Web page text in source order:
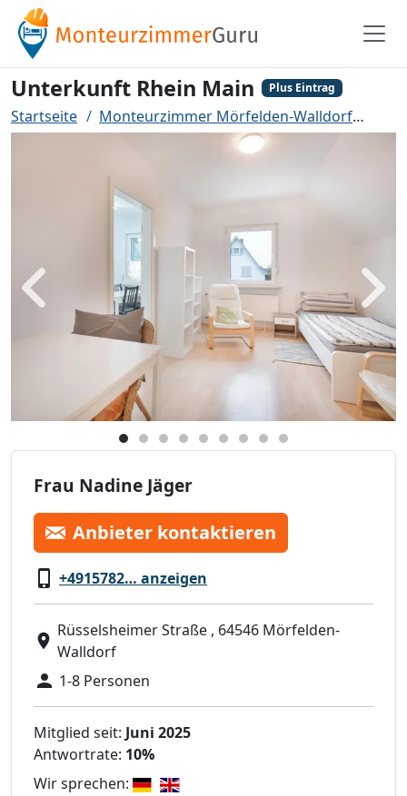
Unterkunft Rhein Main Plus Eintrag
Startseite Monteurzimmer Mörfelden-Walldorf
Zurück
Frau Nadine Jäger
Anbieter kontaktieren
+4915782… anzeigen
Rüsselsheimer Straße , 64546 Mörfelden-
Walldorf
1-8 Personen
Mitglied seit: Juni 2025
Antwortrate: 10%
Wir sprechen: